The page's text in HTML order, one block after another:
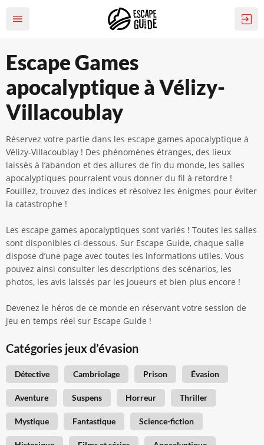
Escape Games
apocalyptique à Vélizy-
Villacoublay
Réservez votre partie dans les escape games apocalyptique à
Vélizy-Villacoublay ! Des phénomènes étranges, des lieux
laissés à l’abandon et des allures de fin du monde, les salles
apocalyptiques pourraient vous donner du fil à retordre !
Fouillez, trouvez des indices et résolvez les énigmes pour éviter
la catastrophe !
Les escape games apocalyptiques sont variés ! Toutes les salles
sont disponibles ci-dessous. Sur Escape Guide, chaque salle
dispose d’une page avec toutes les informations utiles. Vous
pouvez ainsi consulter les descriptions des scénarios, les
photos, les avis laissés par les joueurs et bien plus encore !
Devenez le héros de ce monde en réservant votre session de
jeu en temps réel sur Escape Guide !
Catégories jeux d’évasion
Détective Cambriolage Prison Évasion
Aventure Suspens Horreur Thriller
Mystique Fantastique Science-fiction